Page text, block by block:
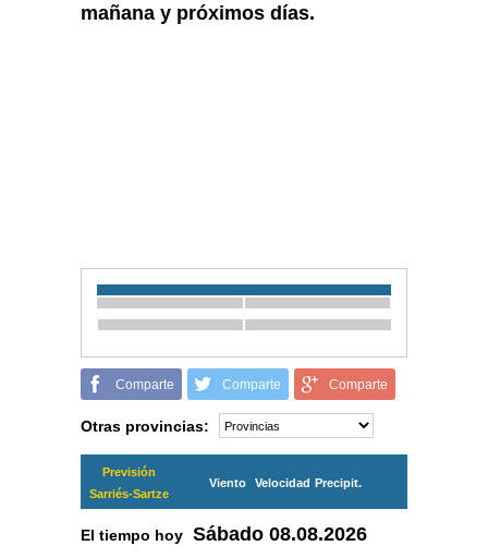
mañana y próximos días.
Comparte Comparte Comparte
Otras provincias:
Previsión
Sarriés-Sartze
Viento Velocidad Precipit.
El tiempo hoy Sábado 08.08.2026